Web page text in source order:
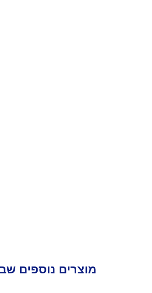
מוצרים נוספים